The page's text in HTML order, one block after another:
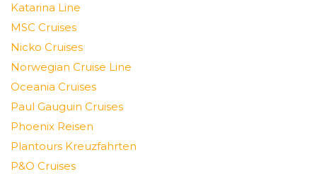
Katarina Line
MSC Cruises
Nicko Cruises
Norwegian Cruise Line
Oceania Cruises
Paul Gauguin Cruises
Phoenix Reisen
Plantours Kreuzfahrten
P&O Cruises